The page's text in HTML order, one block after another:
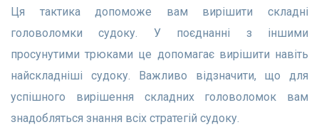
Ця тактика допоможе вам вирішити складні
головоломки судоку. У поєднанні з іншими
просунутими трюками це допомагає вирішити навіть
найскладніші судоку. Важливо відзначити, що для
успішного вирішення складних головоломок вам
знадобляться знання всіх стратегій судоку.